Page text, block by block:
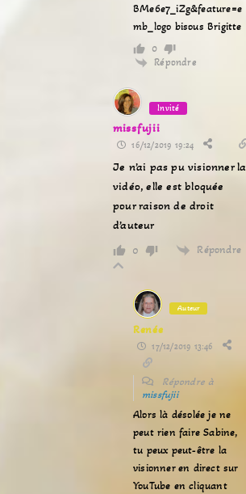
BMe6e7_iZg&feature=e
mb_logo bisous Brigitte
0
Répondre
Invité
missfujii
16/12/2019 19:24
Je n’ai pas pu visionner la
vidéo, elle est bloquée
pour raison de droit
d’auteur
0 Répondre
Auteur
Renée
17/12/2019 13:46
Répondre à
missfujii
Alors là désolée je ne
peut rien faire Sabine,
tu peux peut-être la
visionner en direct sur
YouTube en cliquant